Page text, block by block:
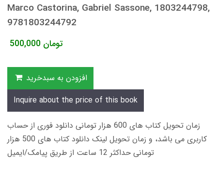
Marco Castorina, Gabriel Sassone, 1803244798,
9781803244792
500,000 تومان
افزودن به سبدخرید
Inquire about the price of this book
زمان تحویل کتاب های 600 هزار تومانی دانلود فوری از حساب
کاربری می باشد، و زمان تحویل لینک دانلود کتاب های 500 هزار
تومانی حداکثر 12 ساعت از طریق پیامک/ایمیل